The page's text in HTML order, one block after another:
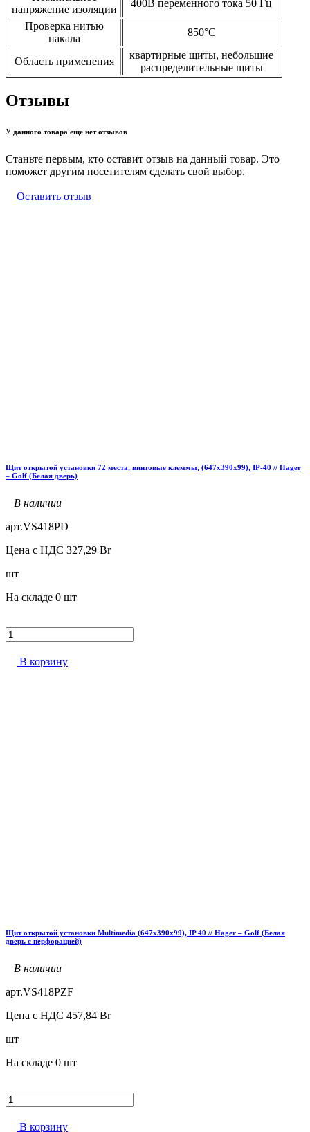
напряжение изоляции
400В переменного тока 50 Гц
Проверка нитью
накала
850°С
Область применения
квартирные щиты, небольшие
распределительные щиты
Отзывы
У данного товара еще нет отзывов
Станьте первым, кто оставит отзыв на данный товар. Это
поможет другим посетителям сделать свой выбор.
Оставить отзыв
Щит открытой установки 72 места, винтовые клеммы, (647х390х99), IP-40 // Hager
– Golf (Белая дверь)
В наличии
арт.VS418PD
Цена с НДС 327,29 Br
шт
На складе 0 шт
В корзину
Щит открытой установки Multimedia (647х390х99), IP 40 // Hager – Golf (Белая
дверь с перфорацией)
В наличии
арт.VS418PZF
Цена с НДС 457,84 Br
шт
На складе 0 шт
В корзину